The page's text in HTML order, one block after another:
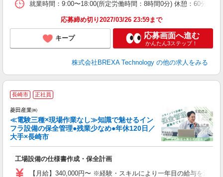
就業時間：9:00〜18:00(所定労働時間：8時間0分) 休憩：60分 時
応募締め切り2027/03/26 23:59まで
キープ 応募画面へ進む
かんたん3ステップ！
株式会社BREXA Technology の他の求人をみる
長崎市 正社員
菱田産業㈱
≪電験三種×現場作業なし≫知識で魅せるイン
フラ設備の保全管理●残業少なめ●年休120日／
大手×長崎市
工場設備の仕様書作成・保全計画
【月給】340,000円〜 ※経験・スキルにより一年目の給与を決